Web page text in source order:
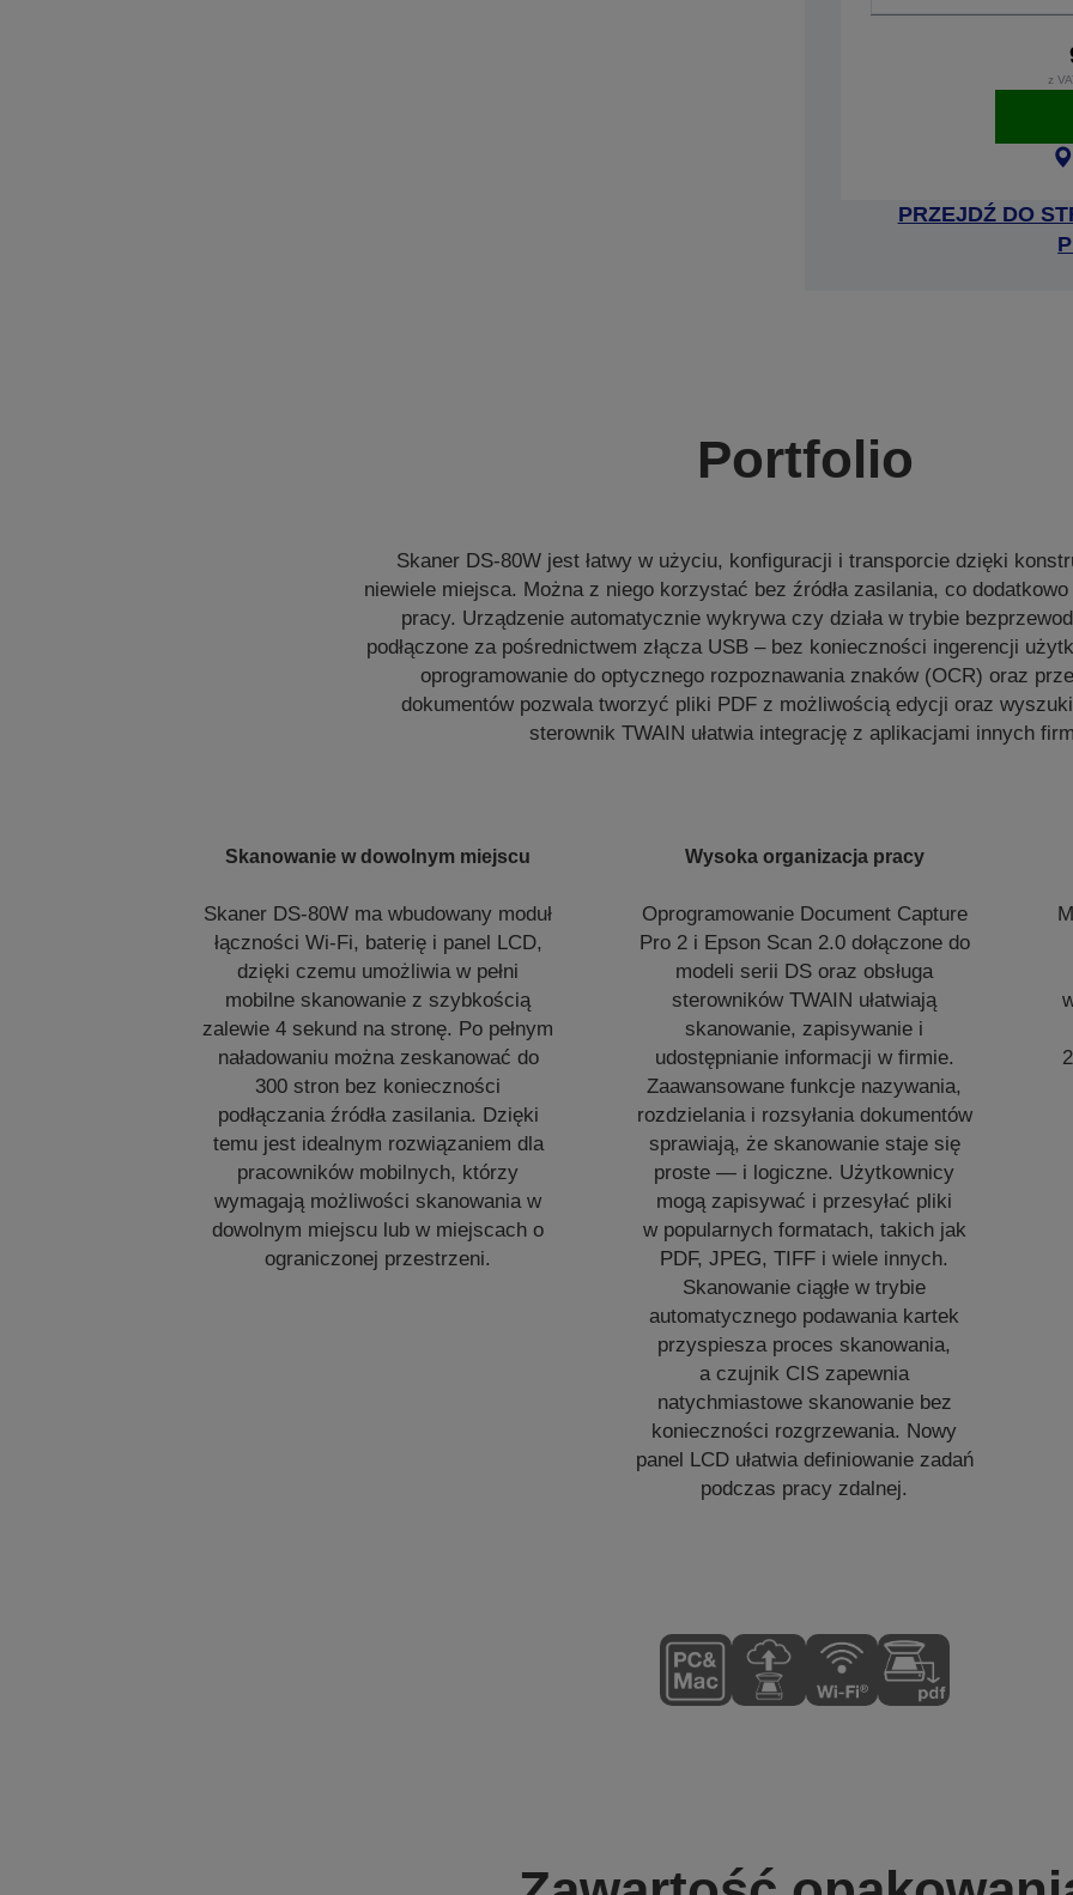
z
PRZEJDŹ DO
Portfolio
Skaner DS-80W jest łatwy w użyciu, konfiguracji i transporcie dzięki
niewiele miejsca. Można z niego korzystać bez źródła zasilania, co dodatkowo
pracy. Urządzenie automatycznie wykrywa czy działa w trybie
podłączone za pośrednictwem złącza USB – bez konieczności ingerencji
oprogramowanie do optycznego rozpoznawania znaków (OCR) oraz
dokumentów pozwala tworzyć pliki PDF z możliwością edycji oraz
sterownik TWAIN ułatwia integrację z aplikacjami innych
Skanowanie w dowolnym miejscu
Skaner DS-80W ma wbudowany moduł
łączności Wi-Fi, baterię i panel LCD,
dzięki czemu umożliwia w pełni
mobilne skanowanie z szybkością
zalewie 4 sekund na stronę. Po pełnym
naładowaniu można zeskanować do
300 stron bez konieczności
podłączania źródła zasilania. Dzięki
temu jest idealnym rozwiązaniem dla
pracowników mobilnych, którzy
wymagają możliwości skanowania w
dowolnym miejscu lub w miejscach o
ograniczonej przestrzeni.
Wysoka organizacja pracy
Oprogramowanie Document Capture
Pro 2 i Epson Scan 2.0 dołączone do
modeli serii DS oraz obsługa
sterowników TWAIN ułatwiają
skanowanie, zapisywanie i
udostępnianie informacji w firmie.
Zaawansowane funkcje nazywania,
rozdzielania i rozsyłania dokumentów
sprawiają, że skanowanie staje się
proste — i logiczne. Użytkownicy
mogą zapisywać i przesyłać pliki
w popularnych formatach, takich jak
PDF, JPEG, TIFF i wiele innych.
Skanowanie ciągłe w trybie
automatycznego podawania kartek
przyspiesza proces skanowania,
a czujnik CIS zapewnia
natychmiastowe skanowanie bez
konieczności rozgrzewania. Nowy
panel LCD ułatwia definiowanie zadań
podczas pracy zdalnej.